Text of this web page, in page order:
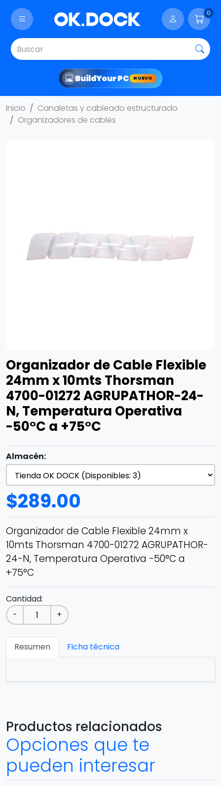
0
BuildYour PC NUEVO
Inicio
Canaletas y cableado estructurado
Organizadores de cables
Organizador de Cable Flexible
24mm x 10mts Thorsman
4700-01272 AGRUPATHOR-24-
N, Temperatura Operativa
-50°C a +75°C
Almacén:
$289.00
Organizador de Cable Flexible 24mm x
10mts Thorsman 4700-01272 AGRUPATHOR-
24-N, Temperatura Operativa -50°C a
+75°C
Cantidad:
-
+
Resumen Ficha técnica
Productos relacionados
Opciones que te
pueden interesar